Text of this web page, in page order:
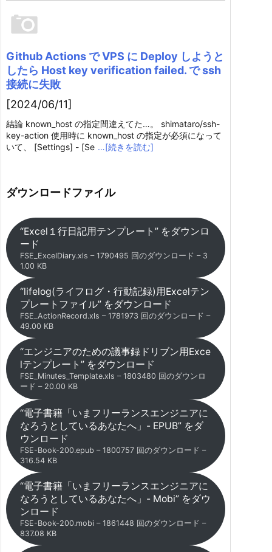
Github Actions で VPS に Deploy しようと
したら Host key verification failed. で ssh
接続に失敗
[2024/06/11]
結論 known_host の指定間違えてた…。 shimataro/ssh-
key-action 使用時に known_host の指定が必須になって
いて、 [Settings] - [Se …[続きを読む]
ダウンロードファイル
“Excel１行日記用テンプレート” をダウンロ
ード
FSE_ExcelDiary.xls – 1790495 回のダウンロード – 3
1.00 KB
“lifelog(ライフログ・行動記録)用Excelテン
プレートファイル” をダウンロード
FSE_ActionRecord.xls – 1781973 回のダウンロード –
49.00 KB
“エンジニアのための議事録ドリブン用Exce
lテンプレート” をダウンロード
FSE_Minutes_Template.xls – 1803480 回のダウンロ
ード – 20.00 KB
“電子書籍「いまフリーランスエンジニアに
なろうとしているあなたへ」- EPUB” をダ
ウンロード
FSE-Book-200.epub – 1800757 回のダウンロード –
316.54 KB
“電子書籍「いまフリーランスエンジニアに
なろうとしているあなたへ」- Mobi” をダウ
ンロード
FSE-Book-200.mobi – 1861448 回のダウンロード –
837.08 KB